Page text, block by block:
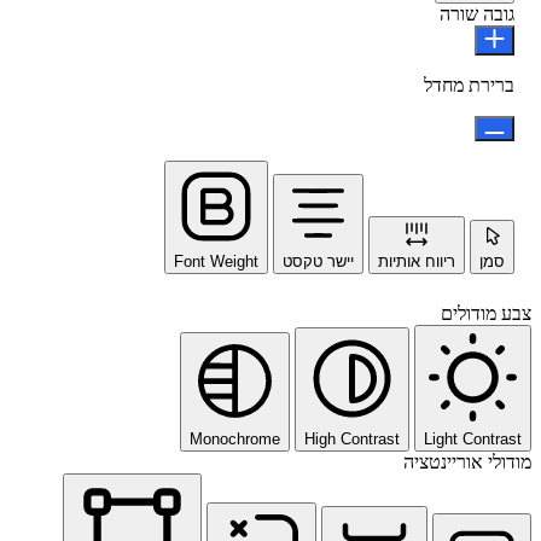
גובה שורה
ברירת מחדל
סמן ריווח אותיות יישר טקסט Font Weight
צבע מודולים
Light Contrast
High Contrast
Monochrome
מודולי אוריינטציה